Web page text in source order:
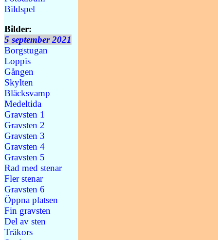
Bildspel
Bilder:
5 september 2021
Borgstugan
Loppis
Gången
Skylten
Bläcksvamp
Medeltida
Gravsten 1
Gravsten 2
Gravsten 3
Gravsten 4
Gravsten 5
Rad med stenar
Fler stenar
Gravsten 6
Öppna platsen
Fin gravsten
Del av sten
Träkors